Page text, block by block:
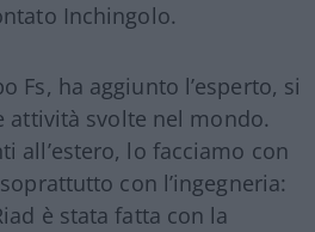
Inchingolo.
Fs, ha aggiunto l’esperto, si
attività svolte nel mondo.
all’estero, lo facciamo con
con l’ingegneria:
è stata fatta con la